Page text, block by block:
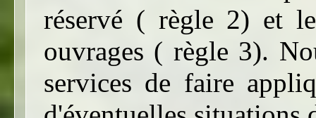
réservé ( règle 2) et
ouvrages ( règle 3).
services de faire